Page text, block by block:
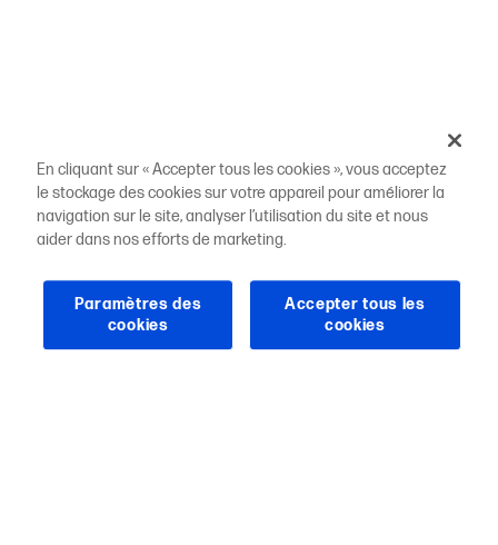
En cliquant sur « Accepter tous les cookies », vous acceptez
le stockage des cookies sur votre appareil pour améliorer la
navigation sur le site, analyser l’utilisation du site et nous
aider dans nos efforts de marketing.
Paramètres des
cookies
Accepter tous les
cookies